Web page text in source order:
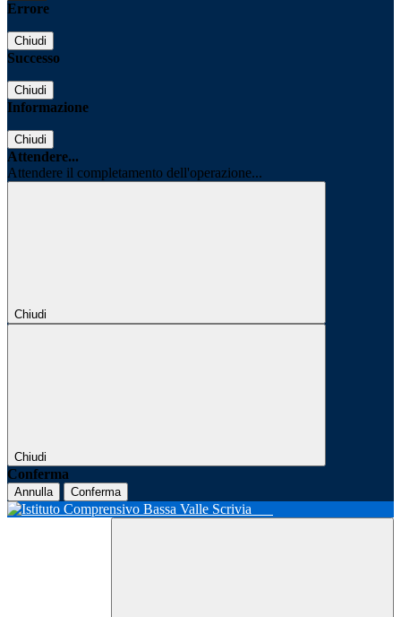
Errore
Chiudi
Successo
Chiudi
Informazione
Chiudi
Attendere...
Attendere il completamento dell'operazione...
Chiudi
Chiudi
Conferma
Annulla Conferma